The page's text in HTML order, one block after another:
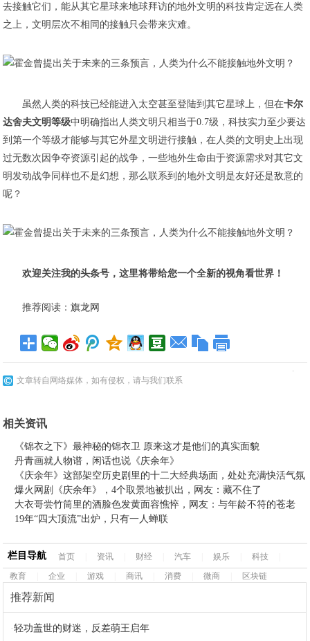
去接触它们，能从其它星球来地球拜访的地外文明的科技肯定远在人类
之上，文明层次不相同的接触只会带来灾难。
虽然人类的科技已经能进入太空甚至登陆到其它星球上，但在卡尔
达舍夫文明等级中明确指出人类文明只相当于0.7级，科技实力至少要达
到第一个等级才能够与其它外星文明进行接触，在人类的文明史上出现
过无数次因争夺资源引起的战争，一些地外生命由于资源需求对其它文
明发动战争同样也不是幻想，那么联系到的地外文明是友好还是敌意的
呢？
​欢迎关注我的头条号，这里将带给您一个全新的视角看世界！
推荐阅读：旗龙网
文章转自网络媒体，如有侵权，请与我们联系
相关资讯
《锦衣之下》最神秘的锦衣卫 原来这才是他们的真实面貌
丹青画就人物谱，闲话也说《庆余年》
《庆余年》这部架空历史剧里的十二大经典场面，处处充满快活气氛
爆火网剧《庆余年》，4个取景地被扒出，网友：藏不住了
大衣哥尝竹筒里的酒脸色发黄面容憔悴，网友：与年龄不符的苍老
19年“四大顶流”出炉，只有一人蝉联
栏目导航 首页 资讯 财经 汽车 娱乐 科技
教育
企业 游戏 商讯 消费 微商 区块链
推荐新闻
·轻功盖世的财迷，反差萌王启年